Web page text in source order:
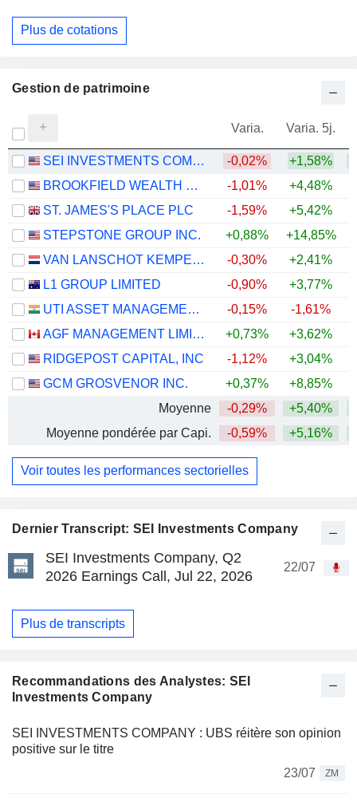
Dernier Transcript: SEI Investments Company
SEI Investments Company, Q2
2026 Earnings Call, Jul 22, 2026
22/07
Plus de transcripts
Recommandations des Analystes: SEI
Investments Company
SEI INVESTMENTS COMPANY : UBS réitère son opinion
positive sur le titre
23/07
ZM
Plus de cotations
Gestion de patrimoine
Varia. Varia. 5j.
SEI INVESTMENTS COMPANY -0,02% +1,58%
BROOKFIELD WEALTH SOLUTIONS LTD.
-1,01% +4,48%
ST. JAMES'S PLACE PLC
-1,59% +5,42%
STEPSTONE GROUP INC.
+0,88% +14,85%
VAN LANSCHOT KEMPEN N.V
-0,30% +2,41%
L1 GROUP LIMITED
-0,90%
+3,77%
UTI ASSET MANAGEMENT COMPANY LIMITED
-0,15% -1,61%
AGF MANAGEMENT LIMITED
+0,73% +3,62%
RIDGEPOST CAPITAL, INC
-1,12% +3,04%
GCM GROSVENOR INC.
+0,37% +8,85%
Moyenne
-0,29% +5,40%
Moyenne pondérée par Capi.
-0,59% +5,16%
Voir toutes les performances sectorielles